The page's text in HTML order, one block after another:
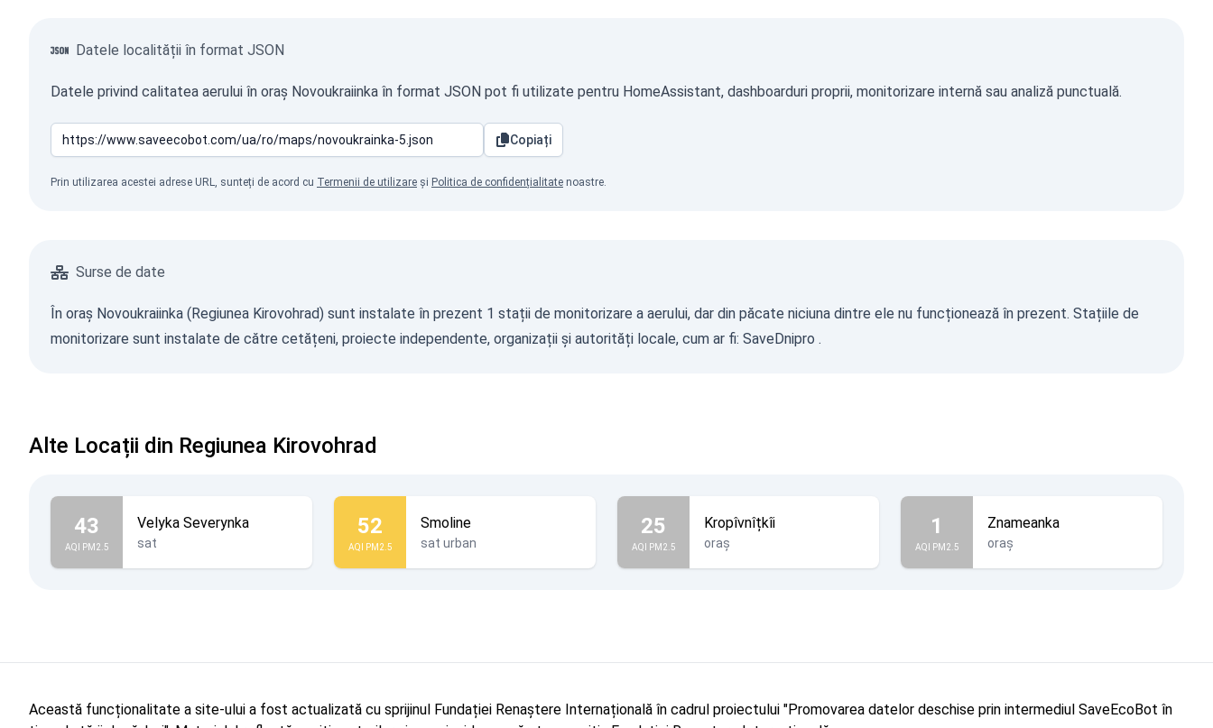
Datele localității în format JSON
Datele privind calitatea aerului în oraș Novoukraiinka în format JSON pot fi utilizate pentru HomeAssistant, dashboarduri proprii, monitorizare internă sau analiză punctuală.
Copiați
Prin utilizarea acestei adrese URL, sunteți de acord cu Termenii de utilizare și Politica de confidențialitate noastre.
Surse de date
În oraș Novoukraiinka (Regiunea Kirovohrad) sunt instalate în prezent 1 stații de monitorizare a aerului, dar din păcate niciuna dintre ele nu funcționează în prezent. Stațiile de
monitorizare sunt instalate de către cetățeni, proiecte independente, organizații și autorități locale, cum ar fi: SaveDnipro .
Alte Locații din Regiunea Kirovohrad
43
AQI PM2.5
Velyka Severynka
sat
52
AQI PM2.5
Smoline
sat urban
25
AQI PM2.5
Kropîvnîțkîi
oraș
1
AQI PM2.5
Znameanka
oraș
Această funcționalitate a site-ului a fost actualizată cu sprijinul Fundației Renaștere Internațională în cadrul proiectului "Promovarea datelor deschise prin intermediul SaveEcoBot în